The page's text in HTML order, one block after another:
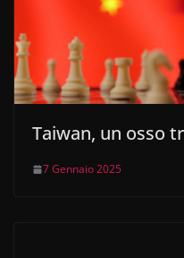
Taiwan, un osso
7 Gennaio 2025